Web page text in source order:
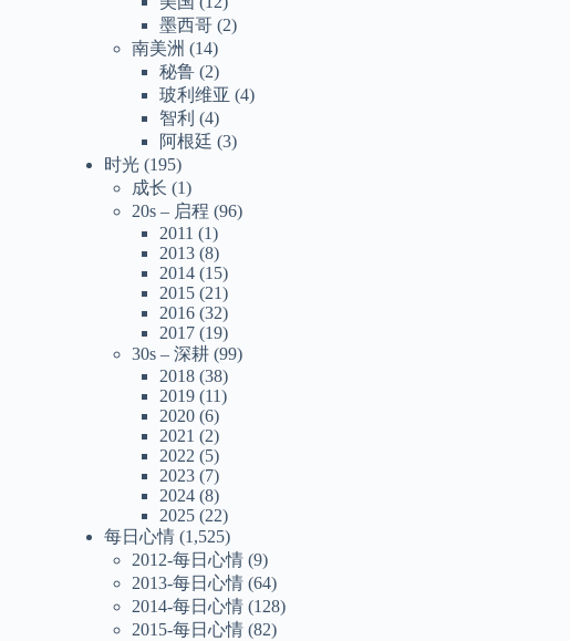
墨西哥 (2)
南美洲 (14)
秘鲁 (2)
玻利维亚 (4)
智利 (4)
阿根廷 (3)
时光 (195)
成长 (1)
20s – 启程 (96)
2011 (1)
2013 (8)
2014 (15)
2015 (21)
2016 (32)
2017 (19)
30s – 深耕 (99)
2018 (38)
2019 (11)
2020 (6)
2021 (2)
2022 (5)
2023 (7)
2024 (8)
2025 (22)
每日心情 (1,525)
2012-每日心情 (9)
2013-每日心情 (64)
2014-每日心情 (128)
2015-每日心情 (82)